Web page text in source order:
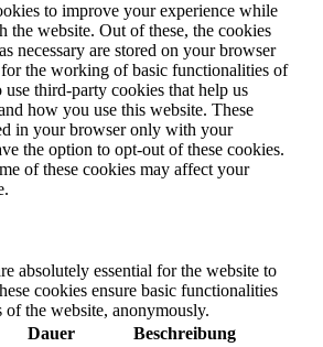
to improve your experience while
the website. Out of these, the cookies
necessary are stored on your browser
for the working of basic functionalities of
use third-party cookies that help us
how you use this website. These
in your browser only with your
the option to opt-out of these cookies.
of these cookies may affect your
absolutely essential for the website to
cookies ensure basic functionalities
of the website, anonymously.
Dauer Beschreibung